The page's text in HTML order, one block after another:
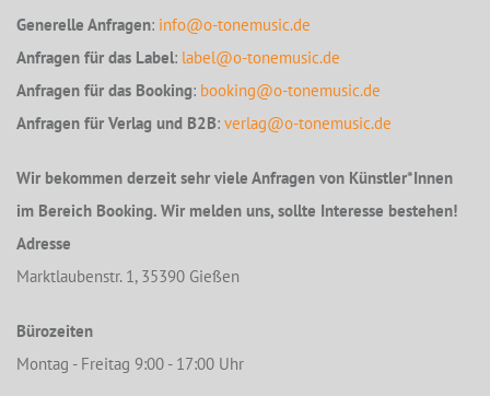
Generelle Anfragen: info@o-tonemusic.de
Anfragen für das Label: label@o-tonemusic.de
Anfragen für das Booking: booking@o-tonemusic.de
Anfragen für Verlag und B2B: verlag@o-tonemusic.de
Wir bekommen derzeit sehr viele Anfragen von Künstler*Innen
im Bereich Booking. Wir melden uns, sollte Interesse bestehen!
Adresse
Marktlaubenstr. 1, 35390 Gießen
Bürozeiten
Montag - Freitag 9:00 - 17:00 Uhr